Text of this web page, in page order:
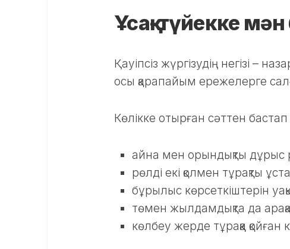
Ұсақ-түйекке
Қауіпсіз жүргізудің негізі –
осы қарапайым ережелерге
Көлікке отырған сәттен
айна мен орындықты дұрыс
рөлді екі қолмен тұрақты
бұрылыс көрсеткіштерін
төмен жылдамдықта да
көлбеу жерде тұраққа қойған